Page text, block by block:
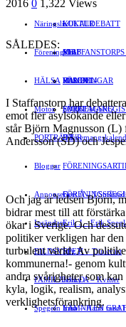
LOKALDEBATT
VAL 2014
KULTUR
Mat
RESOR
EVENEMANG
Näringsliv
JOBB
HANDEL
Föreningsliv
FÖRENINGAR
SPORT
DJUR
HÄLSA
Motor
PORTRÄTT
Bloggar
Gert Å – I
Erik J – Erik
Stig N – Tänkvärt
Jenny A – Kvitter
Yrsa – Hand med
Annonsera
Insändare
BILDSVEPET
FAMILJEBILD
LÄMNA EN
Spegeln Info
2016 0 1,322 Views
SÅLEDES:
I Staffanstorp har
emot fler asylsökande
står Björn Magnusson (L)
Andersson (SD) och
Och jag är ledsen Björn,
bidrar mest till att
ökar i Sverige. Och
politiker verkligen har den
turbulent värld. Av
kommunerna!- genom
andra svårigheter som
kyla, logik, realism,
verklighetsförankring.